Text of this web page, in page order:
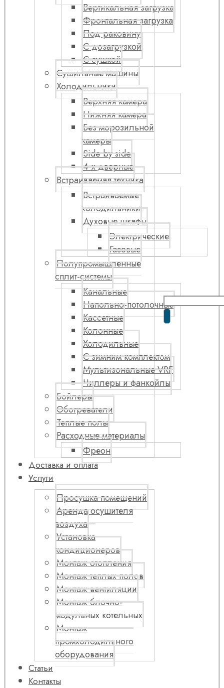
Вертикальная загрузка
Фронтальная загрузка
Под раковину
С дозагрузкой
С сушкой
Сушильные машины
Холодильники
Верхняя камера
Нижняя камера
Без морозильной
камеры
Side by side
4-х дверные
Встраиваемая техника
Встраиваемые
холодильники
Духовые шкафы
Электрические
Газовые
Полупромышленные
сплит-системы
Канальные
Напольно-потолочные
Кассетные
Колонные
Холодильные
С зимним комплектом
Мультизональные VRF
Чиллеры и фанкойлы
Бойлеры
Обогреватели
Теплые полы
Расходные материалы
Фреон
Доставка и оплата
Услуги
Просушка помещений
Аренда осушителя
воздуха
Установка
кондиционеров
Монтаж отопления
Монтаж теплых полов
Монтаж вентиляции
Монтаж блочно-
модульных котельных
Монтаж
промхолодильного
оборудования
Статьи
Контакты